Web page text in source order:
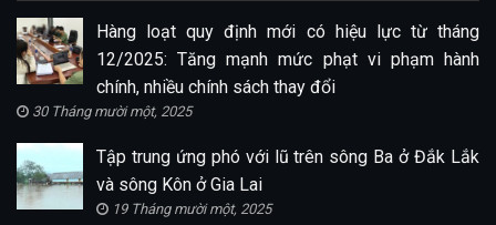
Hàng loạt quy định mới có hiệu lực từ tháng
12/2025: Tăng mạnh mức phạt vi phạm hành
chính, nhiều chính sách thay đổi
30 Tháng mười một, 2025
Tập trung ứng phó với lũ trên sông Ba ở Đắk Lắk
và sông Kôn ở Gia Lai
19 Tháng mười một, 2025